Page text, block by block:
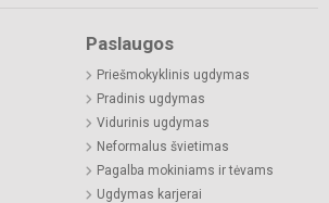
Paslaugos
Priešmokyklinis ugdymas
Pradinis ugdymas
Vidurinis ugdymas
Neformalus švietimas
Pagalba mokiniams ir tėvams
Ugdymas karjerai